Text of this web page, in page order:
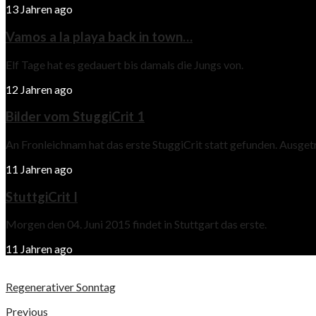
13 Jahren ago
Vamos a la playa back in town…
Elf Tage hat es gedauert bis damals die Jungs von.
12 Jahren ago
Bilder vom StuggiCrit 1
An Fronleichnam hat das erste StuggiCrit statt gefunden.
11 Jahren ago
StuttgiCrit I
Morgen den 04. Juni 2015 findet in Stuttgart das erste.
11 Jahren ago
Regenerativer Sonntag
Previous